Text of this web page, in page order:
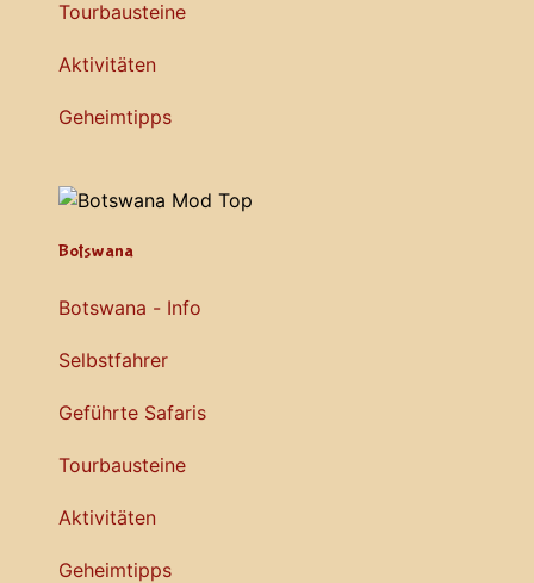
Tourbausteine
Aktivitäten
Geheimtipps
Botswana
Botswana - Info
Selbstfahrer
Geführte Safaris
Tourbausteine
Aktivitäten
Geheimtipps